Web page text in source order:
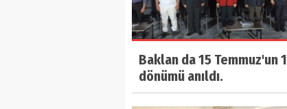
Baklan da 15 Temmuz'un
dönümü anıldı.